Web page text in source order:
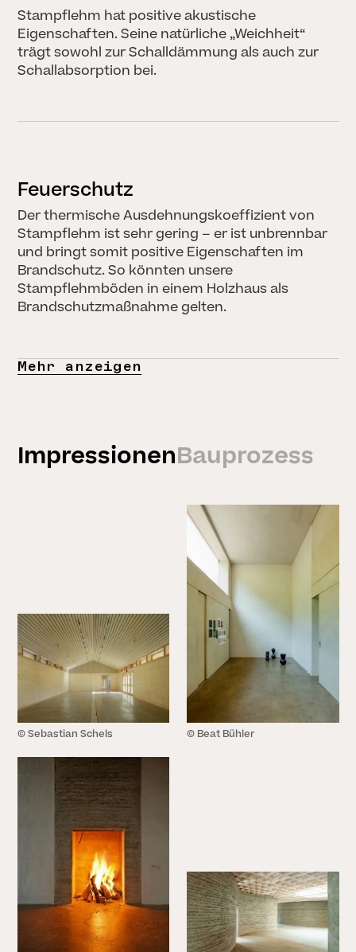
vom Handwerk zur
LEHM TON ERDE
Neue Maschinen und
Martin Rauch
ANKÜNDIGUNGEN
Wir suchen Verstärkung!
Office Management &
Administration
25. JUNI 2026
VORTRÄGE & VERANSTALTUNGEN
Bouw met Aarde! I
25.06.2026
22. JUNI 2026
VORTRÄGE & VERANSTALTUNGEN
Earth Futures: From Craft
Alle Neuigkeiten
Stampflehm hat positive akustische
Eigenschaften. Seine natürliche „Weichheit“
trägt sowohl zur Schalldämmung als auch zur
Schallabsorption bei.
Feuerschutz
Der thermische Ausdehnungskoeffizient von
Stampflehm ist sehr gering – er ist unbrennbar
und bringt somit positive Eigenschaften im
Brandschutz. So könnten unsere
Stampflehmböden in einem Holzhaus als
Brandschutzmaßnahme gelten.
Mehr anzeigen
ImpressionenBauprozess
© Sebastian Schels © Beat Bühler